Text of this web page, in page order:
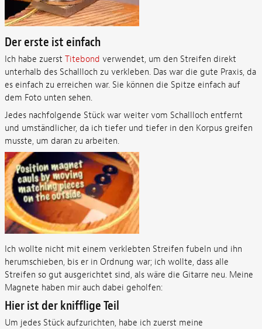
Der erste ist einfach
Ich habe zuerst Titebond verwendet, um den Streifen direkt
unterhalb des Schallloch zu verkleben. Das war die gute Praxis, da
es einfach zu erreichen war. Sie können die Spitze einfach auf
dem Foto unten sehen.
Jedes nachfolgende Stück war weiter vom Schallloch entfernt
und umständlicher, da ich tiefer und tiefer in den Korpus greifen
musste, um daran zu arbeiten.
Ich wollte nicht mit einem verklebten Streifen fubeln und ihn
herumschieben, bis er in Ordnung war; ich wollte, dass alle
Streifen so gut ausgerichtet sind, als wäre die Gitarre neu. Meine
Magnete haben mir auch dabei geholfen:
Hier ist der knifflige Teil
Um jedes Stück aufzurichten, habe ich zuerst meine